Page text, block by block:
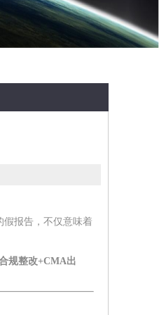
假报告，不仅意味着
规整改+CMA出